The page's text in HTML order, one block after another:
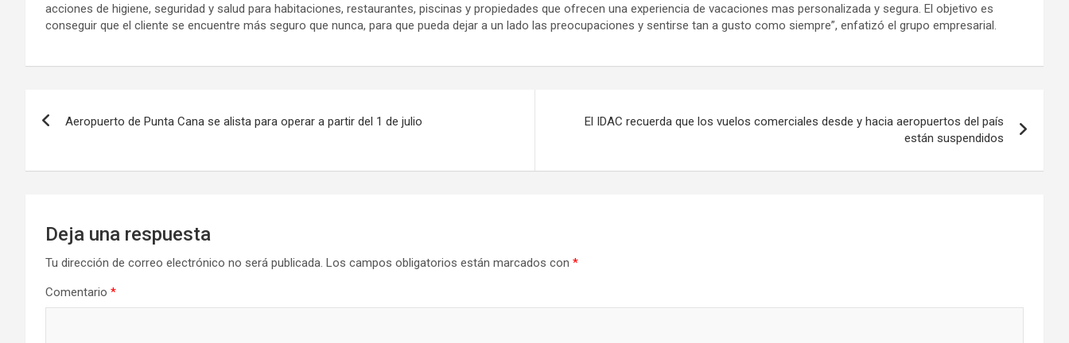
acciones de higiene, seguridad y salud para habitaciones, restaurantes, piscinas y propiedades que ofrecen una experiencia de vacaciones mas personalizada y segura. El objetivo es
conseguir que el cliente se encuentre más seguro que nunca, para que pueda dejar a un lado las preocupaciones y sentirse tan a gusto como siempre”, enfatizó el grupo empresarial.
entradas
Aeropuerto de Punta Cana se alista para operar a partir del 1 de julio
El IDAC recuerda que los vuelos comerciales desde y hacia aeropuertos del país
están suspendidos
Deja una respuesta
Tu dirección de correo electrónico no será publicada. Los campos obligatorios están marcados con *
Comentario *